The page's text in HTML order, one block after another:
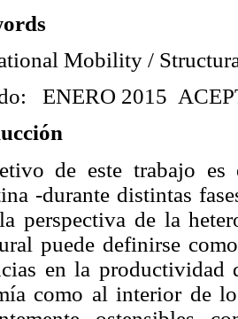
Mobility /
ENERO 2015
de este trabajo es
-durante distintas
perspectiva de la
puede definirse
en la productividad
como al interior de